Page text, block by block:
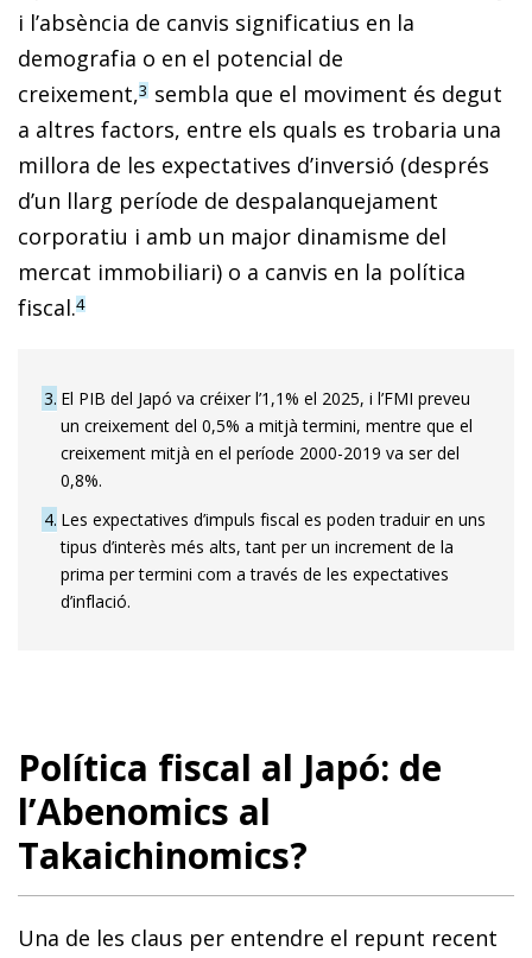
i l’absència de canvis significatius en la
demografia o en el potencial de
creixement,3 sembla que el moviment és degut
a altres factors, entre els quals es trobaria una
millora de les expectatives d’inversió (després
d’un llarg període de despalanquejament
corporatiu i amb un major dinamisme del
mercat immobiliari) o a canvis en la política
fiscal.4
3 El PIB del Japó va créixer l’1,1% el 2025, i l’FMI preveu
un creixement del 0,5% a mitjà termini, mentre que el
creixement mitjà en el període 2000-2019 va ser del
0,8%.
4 Les expectatives d’impuls fiscal es poden traduir en uns
tipus d’interès més alts, tant per un increment de la
prima per termini com a través de les expectatives
d’inflació.
Política fiscal al Japó: de
l’Abenomics al
Takaichinomics?
Una de les claus per entendre el repunt recent